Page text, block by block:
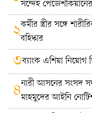
সন্দেহ পেজেশকিয়ানের
২কর্মীর স্ত্রীর সঙ্গে
বহিষ্কার
৩ব্যাংক এশিয়া
৪নারী আসনের সংসদ
মাহমুদের আইনি